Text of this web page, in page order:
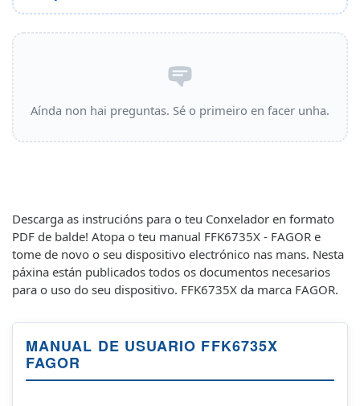
Aínda non hai preguntas. Sé o primeiro en facer unha.
Descarga as instrucións para o teu Conxelador en formato
PDF de balde! Atopa o teu manual FFK6735X - FAGOR e
tome de novo o seu dispositivo electrónico nas mans. Nesta
páxina están publicados todos os documentos necesarios
para o uso do seu dispositivo. FFK6735X da marca FAGOR.
MANUAL DE USUARIO FFK6735X
FAGOR